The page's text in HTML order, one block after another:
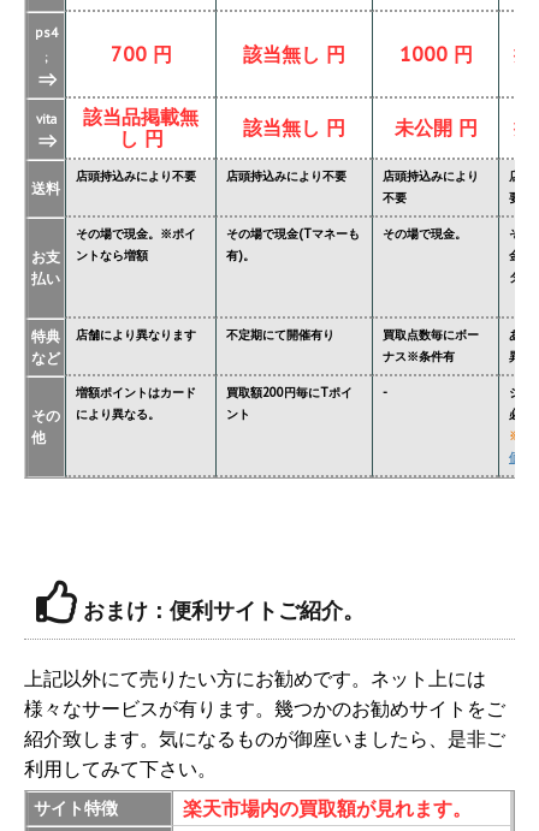
ps4
;
⇒
700 円 該当無し 円 1000 円 掲
vita
⇒
該当品掲載無
し 円
該当無し 円 未公開 円 掲
送料
店頭持込みにより不要 店頭持込みにより不要
店頭持込みにより
不要
店頭
要
お支
払い
その場で現金。※ポイ
ントなら増額
その場で現金(Tマネーも
有)。
その場で現金。
その
金額
ター'
特典
など
店舗により異なります 不定期にて開催有り
買取点数毎にボー
ナス※条件有
あり
異な
その
他
増額ポイントはカード
により異なる。
買取額200円毎にTポイ
ント
-
ジョ
必要
※
価格
おまけ：便利サイトご紹介。
上記以外にて売りたい方にお勧めです。ネット上には
様々なサービスが有ります。幾つかのお勧めサイトをご
紹介致します。気になるものが御座いましたら、是非ご
利用してみて下さい。
サイト特徴 楽天市場内の買取額が見れます。